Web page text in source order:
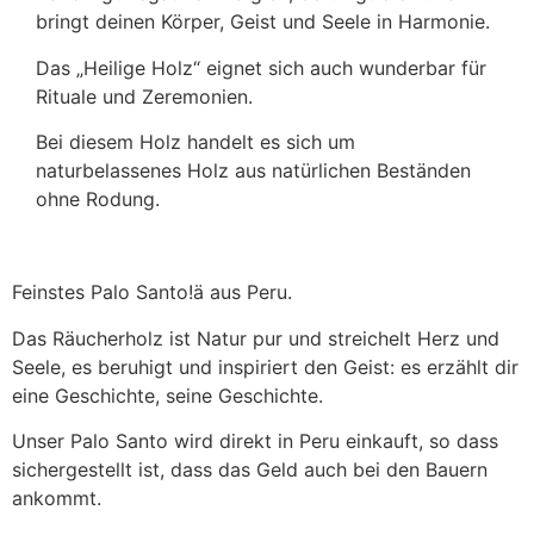
bringt deinen Körper, Geist und Seele in Harmonie.
Das „Heilige Holz“ eignet sich auch wunderbar für
Rituale und Zeremonien.
Bei diesem Holz handelt es sich um
naturbelassenes Holz aus natürlichen Beständen
ohne Rodung.
Feinstes Palo Santo!ä aus Peru.
Das Räucherholz ist Natur pur und streichelt Herz und
Seele, es beruhigt und inspiriert den Geist: es erzählt dir
eine Geschichte, seine Geschichte.
Unser Palo Santo wird direkt in Peru einkauft, so dass
sichergestellt ist, dass das Geld auch bei den Bauern
ankommt.